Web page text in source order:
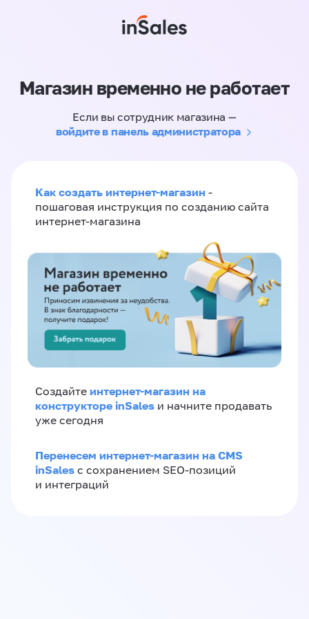
Магазин временно не работает
Если вы сотрудник магазина —
войдите в панель администратора
Как создать интернет-магазин -
пошаговая инструкция по созданию сайта
интернет-магазина
Создайте интернет-магазин на
конструкторе inSales и начните продавать
уже сегодня
Перенесем интернет-магазин на CMS
inSales с сохранением SEO-позиций
и интеграций